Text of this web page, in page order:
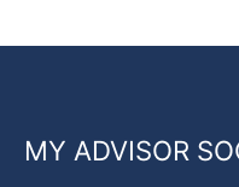
MY ADVISOR